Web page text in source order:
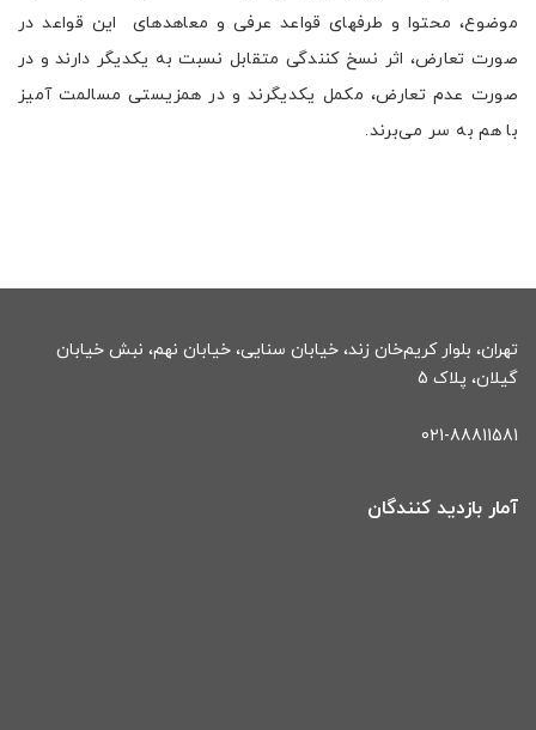
موضوع، محتوا و طرفهای قواعد عرفی و معاهدهای این قواعد در
صورت تعارض، اثر نسخ کنندگی متقابل نسبت به یکدیگر دارند و در
صورت عدم تعارض، مکمل یکدیگرند و در همزیستی مسالمت آمیز
با هم به سر می‌برند.
تهران، بلوار کریم‌خان زند، خیابان سنایی، خیابان نهم، نبش خیابان
گیلان، پلاک 5
021-88811581
آمار بازدید کنندگان